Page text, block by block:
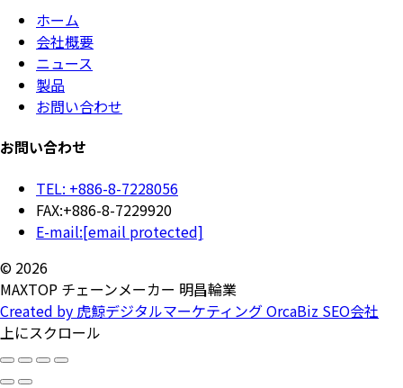
ホーム
会社概要
ニュース
製品
お問い合わせ
お問い合わせ
TEL: +886-8-7228056
FAX:+886-8-7229920
E-mail:[email protected]
© 2026
MAXTOP チェーンメーカー 明昌輪業
Created by 虎鯨デジタルマーケティング OrcaBiz SEO会社
上にスクロール